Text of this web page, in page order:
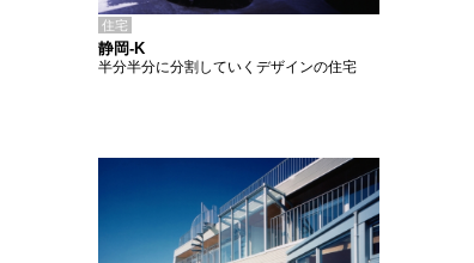
住宅
静岡-K
半分半分に分割していくデザインの住宅